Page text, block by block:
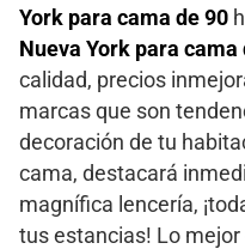
York para cama de 90
Nueva York para cama
calidad, precios
marcas que son
decoración de tu
cama, destacará
magnífica lencería,
tus estancias! Lo